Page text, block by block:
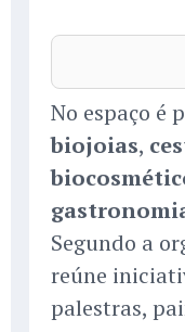
No espaço é
biojoias,
Segundo a
reúne
palestras,